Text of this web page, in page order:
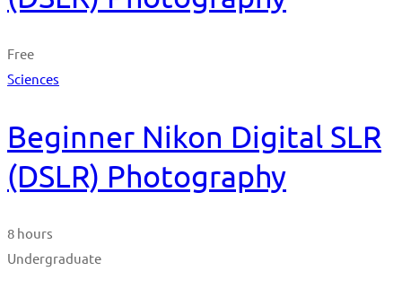
Free
Sciences
Beginner Nikon Digital SLR
(DSLR) Photography
8 hours
Undergraduate